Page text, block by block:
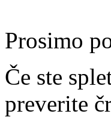
Prosimo
Če ste
preverite